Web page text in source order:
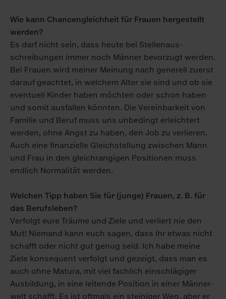
Wie kann Chancengleichheit für Frauen hergestellt
werden?
Es darf nicht sein, dass heute bei Stellen­aus­
schreibungen immer noch Männer bevorzugt werden.
Bei Frauen wird meiner Meinung nach generell zuerst
darauf geachtet, in welchem Alter sie sind und ob sie
eventuell Kinder haben möchten oder schon haben
und somit aus­fallen könnten. Die Ver­einbarkeit von
Familie und Beruf muss uns unbedingt erleichtert
werden, ohne Angst zu haben, den Job zu verlieren.
Auch eine finanzielle Gleich­stellung zwischen Mann
und Frau in den gleich­rangigen Positionen muss
endlich Normalität werden.
Welchen Tipp haben Sie für (junge) Frauen, z. B. für
das Berufs­leben?
Ver­folgt eure Träume und Ziele und verliert nie den
Mut! Nie­mand kann euch sagen, dass ihr etwas nicht
schafft oder nicht gut ge­nug seid. Ich habe meine
Ziele konse­quent ver­folgt und ge­zeigt, dass man es
auch ohne Matura, mit viel fachlich ein­schlägiger
Aus­bildung, in eine leit­ende Position in einer Männer­
welt schafft. Es ist oft­mals ein steiniger Weg, aber er